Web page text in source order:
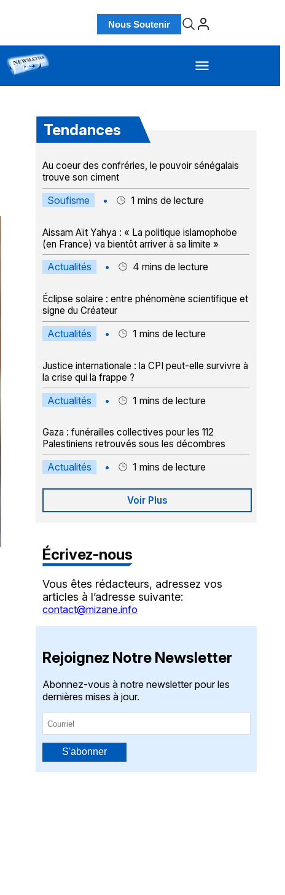
Nous Soutenir
Tendances
Au coeur des confréries, le pouvoir sénégalais
trouve son ciment
Soufisme • 1 mins de lecture
Aissam Aït Yahya : « La politique islamophobe
(en France) va bientôt arriver à sa limite »
Actualités • 4 mins de lecture
Éclipse solaire : entre phénomène scientifique et
signe du Créateur
Actualités • 1 mins de lecture
Justice internationale : la CPI peut-elle survivre à
la crise qui la frappe ?
Actualités • 1 mins de lecture
Gaza : funérailles collectives pour les 112
Palestiniens retrouvés sous les décombres
Actualités • 1 mins de lecture
Voir Plus
Écrivez-nous
Vous êtes rédacteurs, adressez vos
articles à l’adresse suivante:
contact@mizane.info
Rejoignez Notre Newsletter
Abonnez-vous à notre newsletter pour les
dernières mises à jour.
S'abonner